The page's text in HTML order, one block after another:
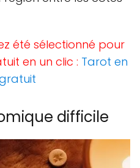
été sélectionné pour
en un clic : Tarot en
difficile